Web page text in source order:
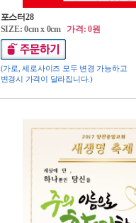
포스터28
SIZE: 0cm x 0cm가격: 0원
(가로, 세로사이즈 모두 변경 가능하고
변경시 가격이 달라집니다.)